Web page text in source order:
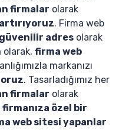
firmalar olarak
. Firma web
adres olarak
olarak, firma web
markanızı
. Tasarladığımız her
firmalar olarak
firmanıza özel bir
web sitesi yapanlar